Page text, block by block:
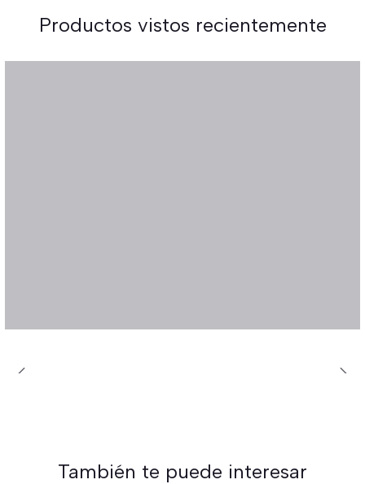
Productos vistos recientemente
También te puede interesar